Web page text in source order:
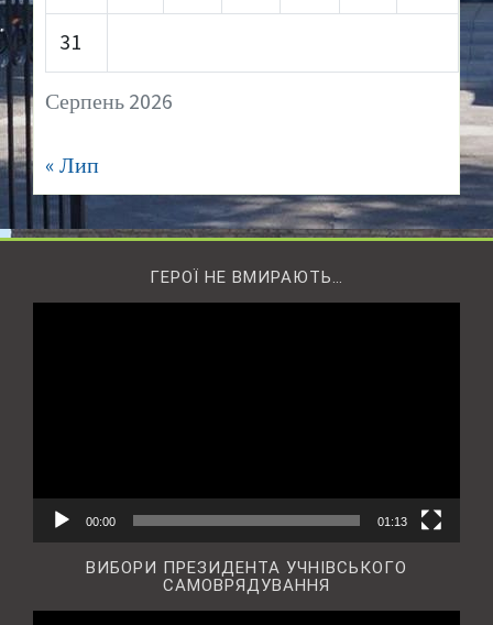
Серпень 2026
31
« Лип
ГЕРОЇ НЕ ВМИРАЮТЬ…
00:00 01:13
ВИБОРИ ПРЕЗИДЕНТА УЧНІВСЬКОГО
САМОВРЯДУВАННЯ